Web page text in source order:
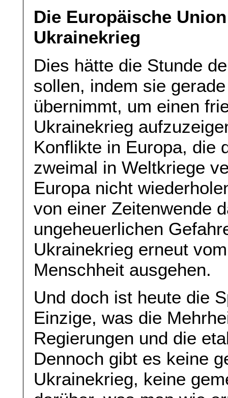
Die Europäische
Ukrainekrieg
Dies hätte die Stunde
sollen, indem sie
übernimmt, um einen
Ukrainekrieg
Konflikte in Europa, die
zweimal in Weltkriege
Europa nicht
von einer Zeitenwende
ungeheuerlichen
Ukrainekrieg erneut
Menschheit ausgehen.
Und doch ist heute die
Einzige, was die
Regierungen und die
Dennoch gibt es keine
Ukrainekrieg, keine